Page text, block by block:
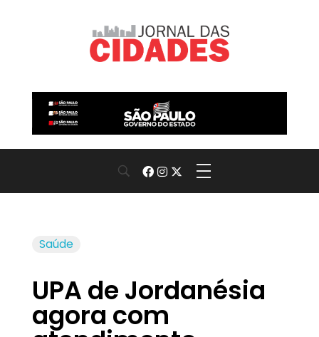
Saúde
UPA de Jordanésia
agora com